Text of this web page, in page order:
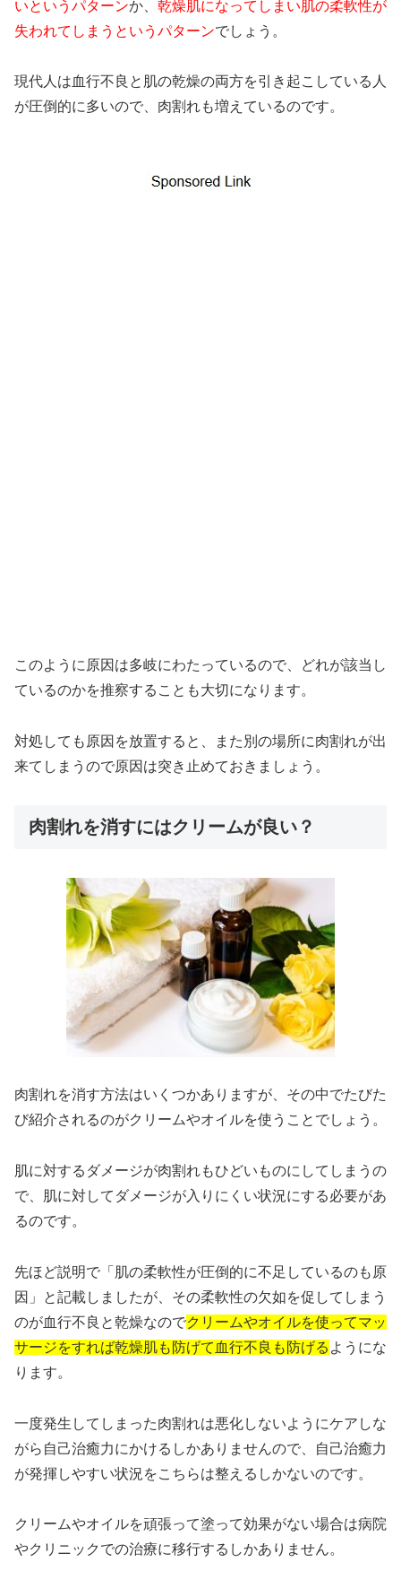
いというパターンか、 乾燥肌になってしまい肌の柔軟性が
失われてしまうというパターンでしょう。
現代人は血行不良と肌の乾燥の両方を引き起こしている人
が圧倒的に多いので、肉割れも増えているのです。
このように原因は多岐にわたっているので、どれが該当し
ているのかを推察することも大切になります。
対処しても原因を放置すると、また別の場所に肉割れが出
来てしまうので原因は突き止めておきましょう。
肉割れを消すにはクリームが良い？
肉割れを消す方法はいくつかありますが、その中でたびた
び紹介されるのがクリームやオイルを使うことでしょう。
肌に対するダメージが肉割れもひどいものにしてしまうの
で、肌に対してダメージが入りにくい状況にする必要があ
るのです。
先ほど説明で「肌の柔軟性が圧倒的に不足しているのも原
因」と記載しましたが、その柔軟性の欠如を促してしまう
のが血行不良と乾燥なのでクリームやオイルを使ってマッ
サージをすれば乾燥肌も防げて血行不良も防げる ようにな
ります。
一度発生してしまった肉割れは悪化しないようにケアしな
がら自己治癒力にかけるしかありませんので、自己治癒力
が発揮しやすい状況をこちらは整えるしかないのです。
クリームやオイルを頑張って塗って効果がない場合は病院
やクリニックでの治療に移行するしかありません。